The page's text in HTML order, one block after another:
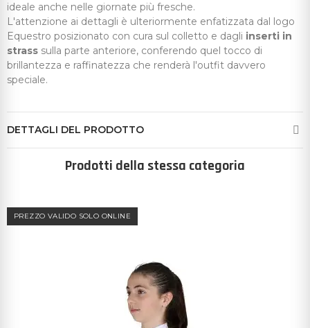
ideale anche nelle giornate più fresche.
L'attenzione ai dettagli è ulteriormente enfatizzata dal logo
Equestro posizionato con cura sul colletto e dagli inserti in
strass sulla parte anteriore, conferendo quel tocco di
brillantezza e raffinatezza che renderà l'outfit davvero
speciale.
DETTAGLI DEL PRODOTTO
Prodotti della stessa categoria
PREZZO VALIDO SOLO ONLINE